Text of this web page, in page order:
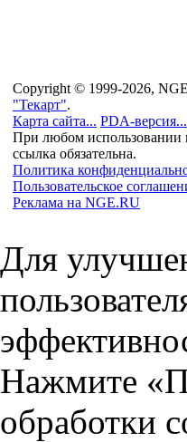
Copyright © 1999-2026,
"Текарт".
Карта сайта... PDA-версия...
При любом использовании
ссылка обязательна.
Политика
Пользовательское
Реклама на NGE.RU
Для
Нажмите
обработки